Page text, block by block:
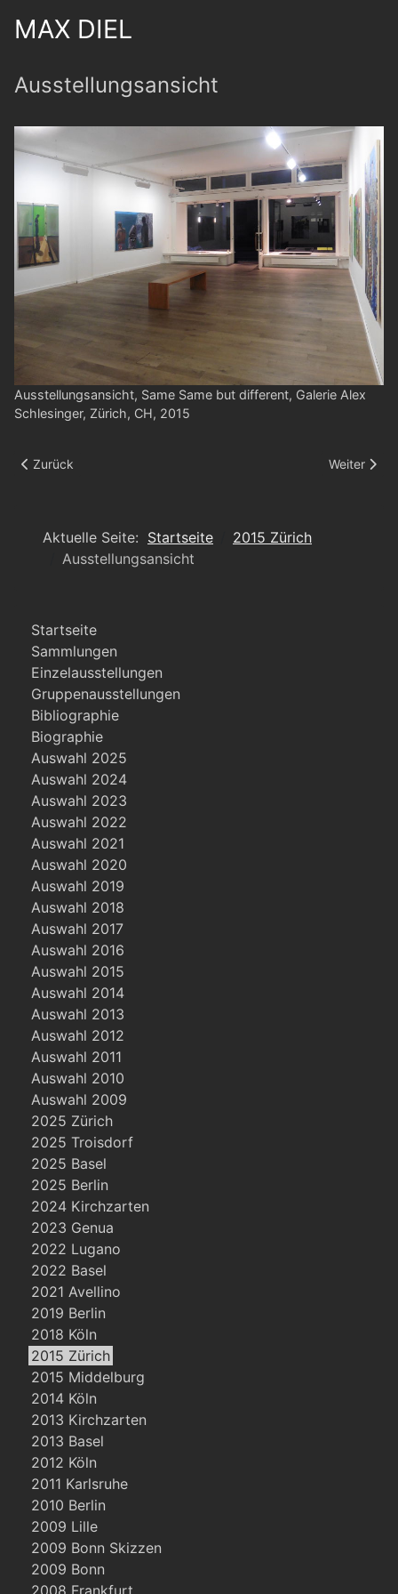
MAX DIEL
Ausstellungsansicht
Ausstellungsansicht, Same Same but different, Galerie Alex
Schlesinger, Zürich, CH, 2015
Vorheriger Beitrag: Ausstellungsansicht
Zurück Nächster
Weiter
Aktuelle Seite: Startseite
2015 Zürich
Ausstellungsansicht
Startseite
Sammlungen
Einzelausstellungen
Gruppenausstellungen
Bibliographie
Biographie
Auswahl 2025
Auswahl 2024
Auswahl 2023
Auswahl 2022
Auswahl 2021
Auswahl 2020
Auswahl 2019
Auswahl 2018
Auswahl 2017
Auswahl 2016
Auswahl 2015
Auswahl 2014
Auswahl 2013
Auswahl 2012
Auswahl 2011
Auswahl 2010
Auswahl 2009
2025 Zürich
2025 Troisdorf
2025 Basel
2025 Berlin
2024 Kirchzarten
2023 Genua
2022 Lugano
2022 Basel
2021 Avellino
2019 Berlin
2018 Köln
2015 Zürich
2015 Middelburg
2014 Köln
2013 Kirchzarten
2013 Basel
2012 Köln
2011 Karlsruhe
2010 Berlin
2009 Lille
2009 Bonn Skizzen
2009 Bonn